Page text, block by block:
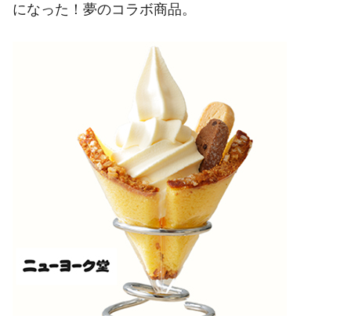
になった！夢のコラボ商品。